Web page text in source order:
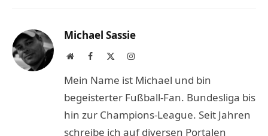
Michael Sassie
WebsiteFacebook Instagram
Mein Name ist Michael und bin
begeisterter Fußball-Fan. Bundesliga bis
hin zur Champions-League. Seit Jahren
schreibe ich auf diversen Portalen